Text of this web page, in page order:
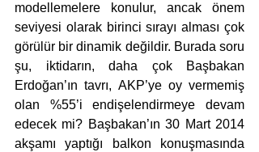
modellemelere konulur, ancak önem
seviyesi olarak birinci sırayı alması çok
görülür bir dinamik değildir. Burada soru
şu, iktidarın, daha çok Başbakan
Erdoğan’ın tavrı, AKP’ye oy vermemiş
olan %55’i endişelendirmeye devam
edecek mi? Başbakan’ın 30 Mart 2014
akşamı yaptığı balkon konuşmasında